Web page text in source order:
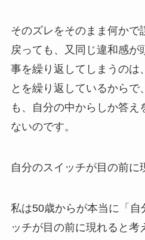
そのズレをそのまま何かで
戻っても、又同じ違和感が
事を繰り返してしまうのは
とを繰り返しているからで
も、自分の中からしか答え
ないのです。
自分のスイッチが目の前に
私は50歳からが本当に「自
ッチが目の前に現れると考